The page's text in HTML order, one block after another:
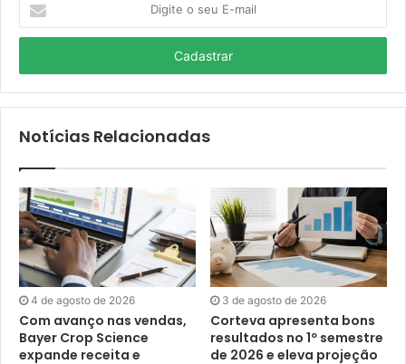
seu
mail
Notícias Relacionadas
4 de agosto de 2026
Com avanço nas vendas,
Bayer Crop Science
expande receita e
3 de agosto de 2026
Corteva apresenta bons
resultados no 1º semestre
de 2026 e eleva projeção